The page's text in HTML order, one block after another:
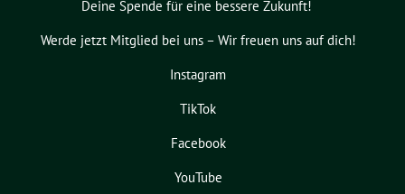
Deine Spende für eine bessere Zukunft!
Werde jetzt Mitglied bei uns – Wir freuen uns auf dich!
Instagram
TikTok
Facebook
YouTube